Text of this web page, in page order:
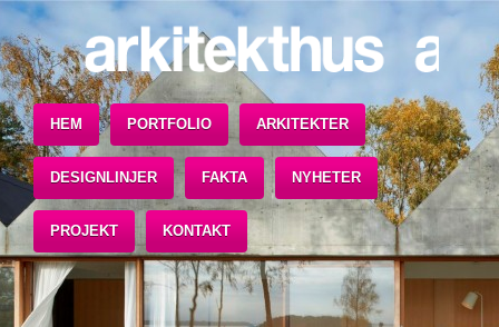
HEM PORTFOLIO ARKITEKTER
DESIGNLINJER FAKTA NYHETER
PROJEKT KONTAKT